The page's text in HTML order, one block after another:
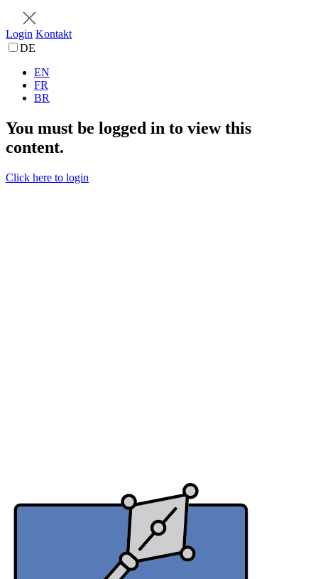
Login Kontakt
DE
EN
FR
BR
You must be logged in to view this
content.
Click here to login